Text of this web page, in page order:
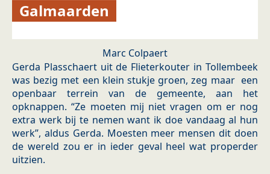
Galmaarden
Marc Colpaert
Gerda Plasschaert uit de Flieterkouter in Tollembeek
was bezig met een klein stukje groen, zeg maar een
openbaar terrein van de gemeente, aan het
opknappen. “Ze moeten mij niet vragen om er nog
extra werk bij te nemen want ik doe vandaag al hun
werk”, aldus Gerda. Moesten meer mensen dit doen
de wereld zou er in ieder geval heel wat properder
uitzien.